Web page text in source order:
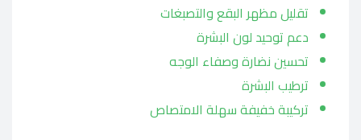
تقليل مظهر البقع والتصبغات
دعم توحيد لون البشرة
تحسين نضارة وصفاء الوجه
ترطيب البشرة
تركيبة خفيفة سهلة الامتصاص